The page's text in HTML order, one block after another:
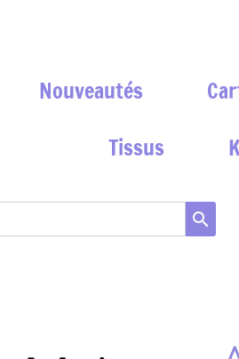
Nouveautés
Tissus
search